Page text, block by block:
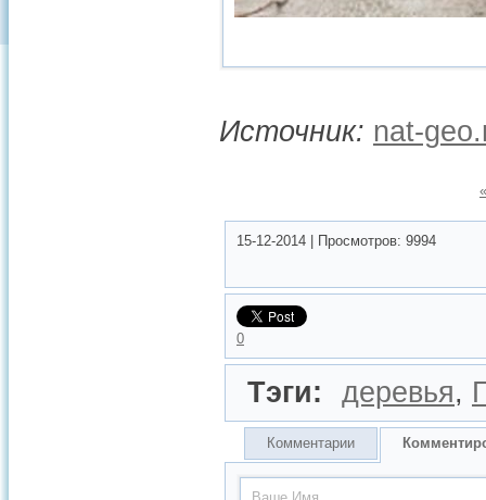
Источник: nat-
15-12-2014 Просмотров: 9994
0
Тэги: деревья,
Комментарии